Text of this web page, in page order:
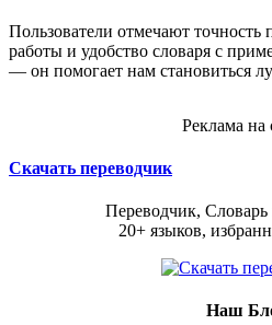
Пользователи отмечают точность
работы и удобство словаря с
— он помогает нам становиться
Реклама на
Скачать переводчик
Переводчик, Словарь
20+ языков,
Наш